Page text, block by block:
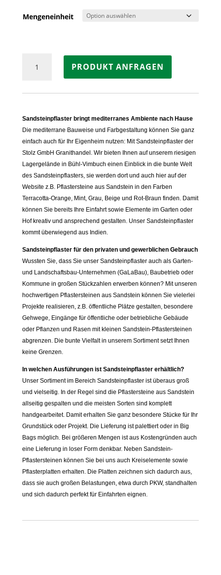
Mengeneinheit
Pflastersteine
Sandstein
Menge
PRODUKT ANFRAGEN
Sandsteinpflaster bringt mediterranes Ambiente nach Hause
Die mediterrane Bauweise und Farbgestaltung können Sie ganz
einfach auch für Ihr Eigenheim nutzen: Mit Sandsteinpflaster der
Stolz GmbH Granithandel. Wir bieten Ihnen auf unserem riesigen
Lagergelände in Bühl-Vimbuch einen Einblick in die bunte Welt
des Sandsteinpflasters, sie werden dort und auch hier auf der
Website z.B. Pflastersteine aus Sandstein in den Farben
Terracotta-Orange, Mint, Grau, Beige und Rot-Braun finden. Damit
können Sie bereits Ihre Einfahrt sowie Elemente im Garten oder
Hof kreativ und ansprechend gestalten. Unser Sandsteinpflaster
kommt überwiegend aus Indien.
Sandsteinpflaster für den privaten und gewerblichen Gebrauch
Wussten Sie, dass Sie unser Sandsteinpflaster auch als Garten-
und Landschaftsbau-Unternehmen (GaLaBau), Baubetrieb oder
Kommune in großen Stückzahlen erwerben können? Mit unseren
hochwertigen Pflastersteinen aus Sandstein können Sie vielerlei
Projekte realisieren, z.B. öffentliche Plätze gestalten, besondere
Gehwege, Eingänge für öffentliche oder betriebliche Gebäude
oder Pflanzen und Rasen mit kleinen Sandstein-Pflastersteinen
abgrenzen. Die bunte Vielfalt in unserem Sortiment setzt Ihnen
keine Grenzen.
In welchen Ausführungen ist Sandsteinpflaster erhältlich?
Unser Sortiment im Bereich Sandsteinpflaster ist überaus groß
und vielseitig. In der Regel sind die Pflastersteine aus Sandstein
allseitig gespalten und die meisten Sorten sind komplett
handgearbeitet. Damit erhalten Sie ganz besondere Stücke für Ihr
Grundstück oder Projekt. Die Lieferung ist palettiert oder in Big
Bags möglich. Bei größeren Mengen ist aus Kostengründen auch
eine Lieferung in loser Form denkbar. Neben Sandstein-
Pflastersteinen können Sie bei uns auch Kreiselemente sowie
Pflasterplatten erhalten. Die Platten zeichnen sich dadurch aus,
dass sie auch großen Belastungen, etwa durch PKW, standhalten
und sich dadurch perfekt für Einfahrten eignen.